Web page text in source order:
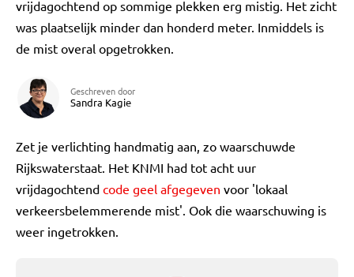
vrijdagochtend op sommige plekken erg mistig. Het zicht
was plaatselijk minder dan honderd meter. Inmiddels is
de mist overal opgetrokken.
Geschreven door
Sandra Kagie
Zet je verlichting handmatig aan, zo waarschuwde
Rijkswaterstaat. Het KNMI had tot acht uur
vrijdagochtend code geel afgegeven voor 'lokaal
verkeersbelemmerende mist'. Ook die waarschuwing is
weer ingetrokken.